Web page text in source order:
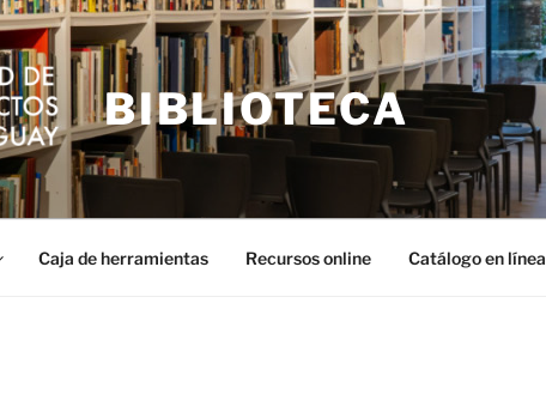
BIBLIOTECA
Caja de herramientas Recursos online Catálogo en línea